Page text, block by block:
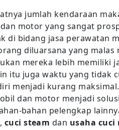
jumlah kendaraan
motor yang sangat
di bidang jasa perawatan
diluarsana yang
mereka lebih memiliki
itu juga waktu yang tidak
menjadi kurang
dan motor menjadi
bahan pelengkap
, cuci steam dan usaha cuci